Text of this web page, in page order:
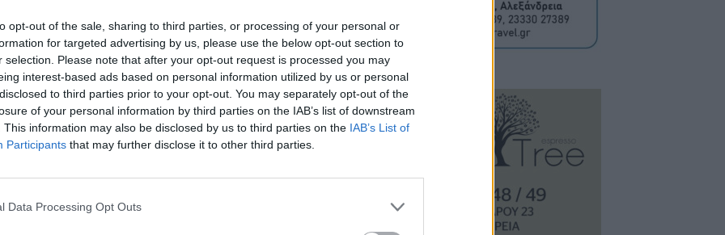
opt-out of the sale, sharing to third parties, or processing of your personal or
for targeted advertising by us, please use the below opt-out section to
selection. Please note that after your opt-out request is processed you may
interest-based ads based on personal information utilized by us or personal
to third parties prior to your opt-out. You may separately opt-out of the
of your personal information by third parties on the IAB’s list of downstream
This information may also be disclosed by us to third parties on the IAB’s List of
Participants that may further disclose it to other third parties.
Data Processing Opt Outs
ΗΣΑΠ),
3)
στη Βουλή η διάταξη για την αυτόματη